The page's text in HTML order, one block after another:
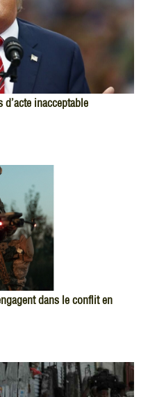
inacceptable
dans le conflit en